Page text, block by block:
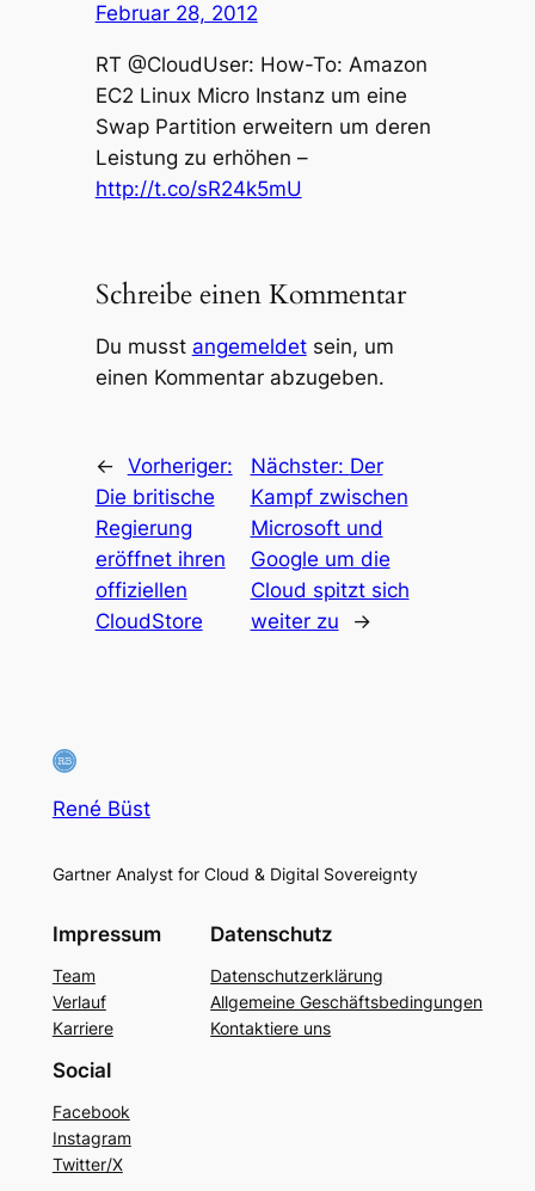
Februar 28, 2012
RT @CloudUser: How-To: Amazon
EC2 Linux Micro Instanz um eine
Swap Partition erweitern um deren
Leistung zu erhöhen –
http://t.co/sR24k5mU
Schreibe einen Kommentar
Du musst angemeldetsein, um
einen Kommentar abzugeben.
← Vorheriger:
Die britische
Regierung
eröffnet ihren
offiziellen
CloudStore
Nächster: Der
Kampf zwischen
Microsoft und
Google um die
Cloud spitzt sich
weiter zu
→
René Büst
Gartner Analyst for Cloud & Digital Sovereignty
Impressum
Team
Verlauf
Karriere
Datenschutz
Datenschutzerklärung
Allgemeine Geschäftsbedingungen
Kontaktiere uns
Social
Facebook
Instagram
Twitter/X